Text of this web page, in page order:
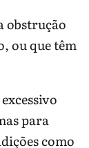
obstrução
ou que têm
para
como